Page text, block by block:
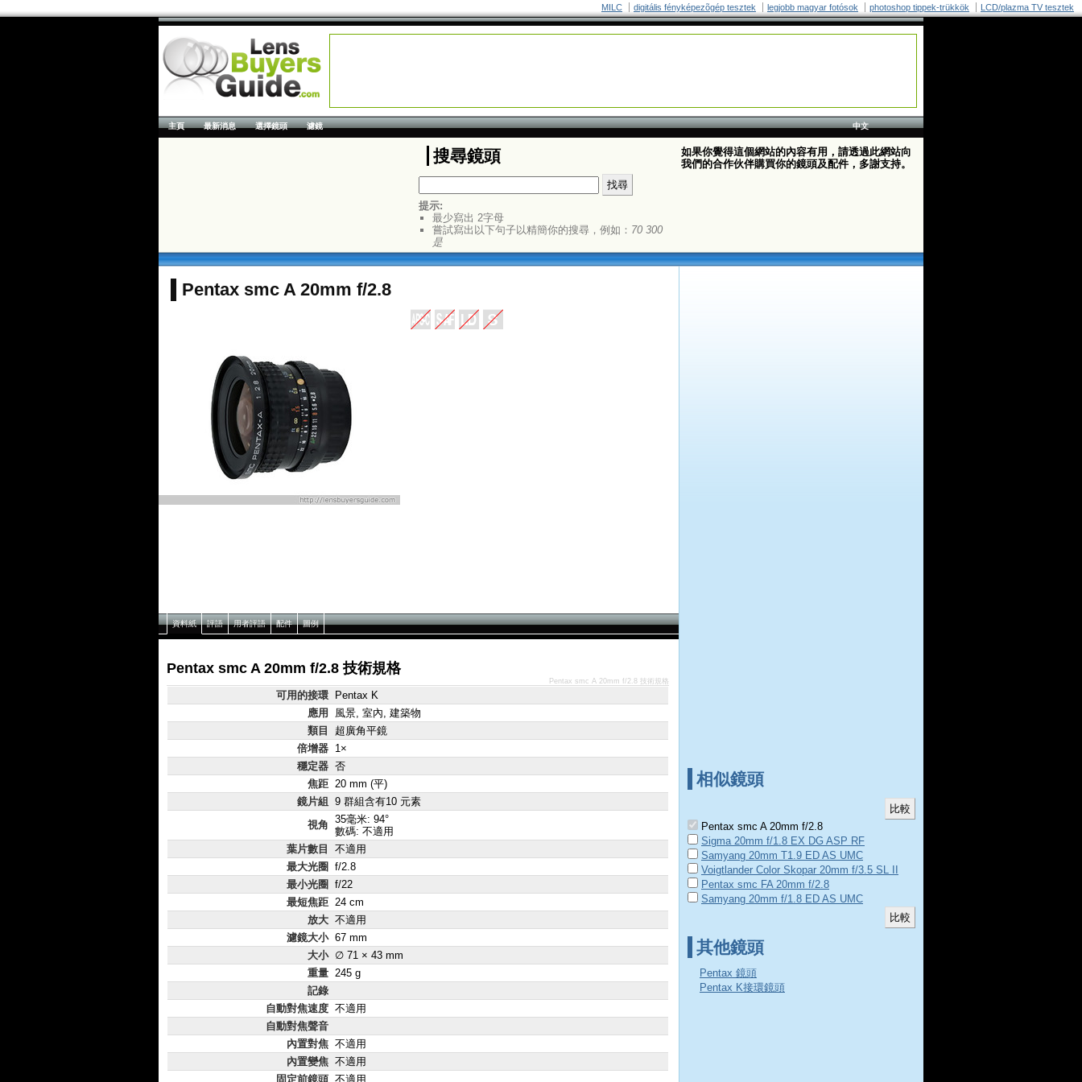
MILC digitális fényképezõgép tesztek legjobb magyar fotósok photoshop tippek-trükkök LCD/plazma TV tesztek
中文
主頁 最新消息 選擇鏡頭 濾鏡
搜尋鏡頭
提示:
最少寫出 2字母
嘗試寫出以下句子以精簡你的搜尋，例如： 70 300
是
如果你覺得這個網站的內容有用，請透過此網站向
我們的合作伙伴購買你的鏡頭及配件，多謝支持。
Pentax smc A 20mm f/2.8
資料紙 評語 用者評語 配件 圖例
Pentax smc A 20mm f/2.8 技術規格
可用的接環
Pentax K
應用
風景, 室內, 建築物
類目
超廣角平鏡
倍增器 1×
穩定器 否
焦距 20 mm (平)
鏡片組
9 群組含有10 元素
視角 35毫米: 94°
數碼: 不適用
葉片數目
不適用
最大光圈
f/2.8
最小光圈
f/22
最短焦距 24 cm
放大 不適用
濾鏡大小 67 mm
大小 ∅ 71 × 43 mm
重量 245 g
記錄
自動對焦速度 不適用
自動對焦聲音
內置對焦 不適用
內置變焦 不適用
固定前鏡頭 不適用
Pentax smc A 20mm f/2.8 技術規格
相似鏡頭
Pentax smc A 20mm f/2.8
Sigma 20mm f/1.8 EX DG ASP RF
Samyang 20mm T1.9 ED AS UMC
Voigtlander Color Skopar 20mm f/3.5 SL II
Pentax smc FA 20mm f/2.8
Samyang 20mm f/1.8 ED AS UMC
其他鏡頭
Pentax 鏡頭
Pentax K接環鏡頭